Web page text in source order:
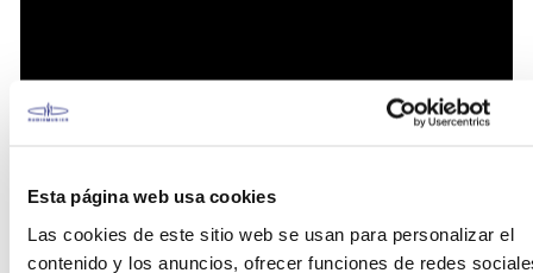
Esta página web usa cookies
Las cookies de este sitio web se usan para personalizar el
contenido y los anuncios, ofrecer funciones de redes